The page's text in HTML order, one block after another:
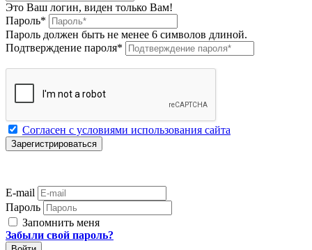
Это Ваш логин, виден только Вам!
Пароль*
Пароль должен быть не менее 6 символов длиной.
Подтверждение пароля*
Согласен с условиями использования сайта
E-mail
Пароль
Запомнить меня
Забыли свой пароль?